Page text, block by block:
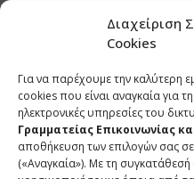
Διαχείριση
Cookies
Για να παρέχουμε την καλύτερη
cookies που είναι αναγκαία για
ηλεκτρονικές υπηρεσίες του
Γραμματείας Επικοινωνίας
αποθήκευση των επιλογών σας
(«Αναγκαία»). Με τη
ΕΠΙΚΟΙΝΩΝΙΑ